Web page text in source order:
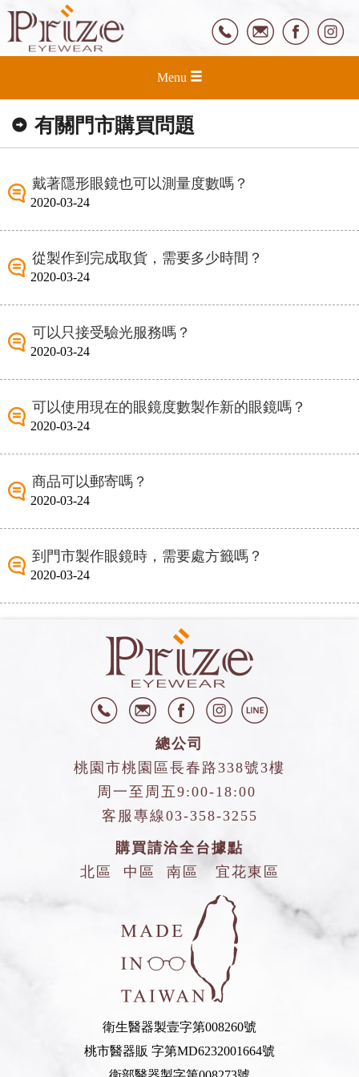
Menu
有關門市購買問題
戴著隱形眼鏡也可以測量度數嗎？
2020-03-24
從製作到完成取貨，需要多少時間？
2020-03-24
可以只接受驗光服務嗎？
2020-03-24
可以使用現在的眼鏡度數製作新的眼鏡嗎？
2020-03-24
商品可以郵寄嗎？
2020-03-24
到門市製作眼鏡時，需要處方籤嗎？
2020-03-24
總公司
桃園市桃園區長春路338號3樓
周一至周五9:00-18:00
客服專線03-358-3255
購買請洽全台據點
北區
中區 南區 宜花東區
衛生醫器製壹字第008260號
桃市醫器販 字第MD6232001664號